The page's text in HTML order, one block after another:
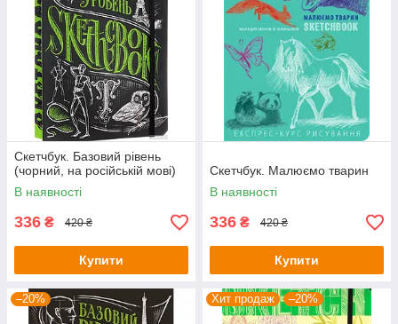
Скетчбук. Базовий рівень
(чорний, на російській мові)
В наявності
336 ₴ 420 ₴
Купити
Скетчбук. Малюємо тварин
В наявності
336 ₴ 420 ₴
Купити
–20% Хит продаж –20%